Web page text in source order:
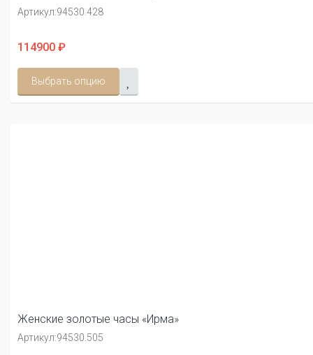
Артикул:94530.428
114900 ₽
Выбрать опцию
Женские золотые часы «Ирма»
Артикул:94530.505